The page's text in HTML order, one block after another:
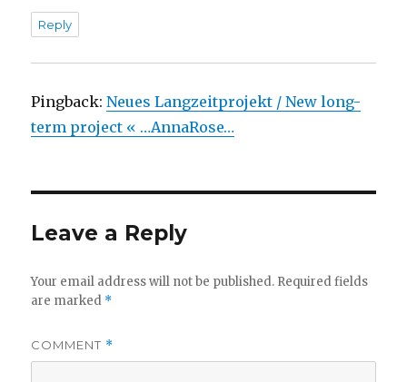
Reply
Pingback:Neues Langzeitprojekt / New long-
term project « …AnnaRose…
Leave a Reply
Your email address will not be published. Required fields
are marked *
COMMENT *